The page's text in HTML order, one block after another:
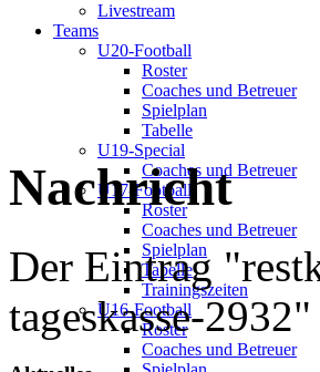
Livestream
Teams
U20-Football
Roster
Coaches und Betreuer
Spielplan
Tabelle
U19-Special
Coaches und Betreuer
U17-Football
Roster
Coaches und Betreuer
Spielplan
Tabelle
Trainingszeiten
U16-Football
Roster
Coaches und Betreuer
Nachricht
Der Eintrag
tageskasse-